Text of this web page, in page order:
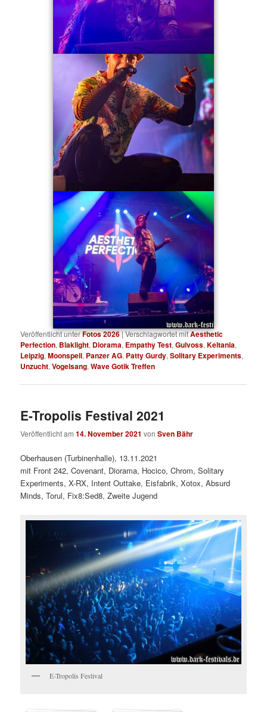
Veröffentlicht unterFotos 2026|Verschlagwortet mitAesthetic
Perfection, Blaklight, Diorama, Empathy Test,Gulvoss,Keltania,
Leipzig,Moonspell, Panzer AG, Patty Gurdy,Solitary Experiments,
Unzucht,Vogelsang,Wave Gotik Treffen
E-Tropolis Festival 2021
Veröffentlicht am14. November 2021 vonSven Bähr
Oberhausen (Turbinenhalle), 13.11.2021
mit Front 242, Covenant, Diorama, Hocico, Chrom, Solitary
Experiments, X-RX, Intent Outtake, Eisfabrik, Xotox, Absurd
Minds, Torul, Fix8:Sed8, Zweite Jugend
E-Tropolis Festival